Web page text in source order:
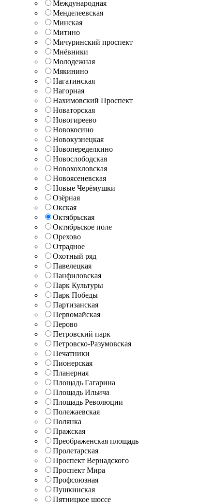
Международная
Менделеевская
Минская
Митино
Мичуринский проспект
Мнёвники
Молодежная
Мякинино
Нагатинская
Нагорная
Нахимовский Проспект
Новаторская
Новогиреево
Новокосино
Новокузнецкая
Новопеределкино
Новослободская
Новохохловская
Новоясеневская
Новые Черёмушки
Озёрная
Окская
Октябрьская
Октябрьское поле
Орехово
Отрадное
Охотный ряд
Павелецкая
Панфиловская
Парк Культуры
Парк Победы
Партизанская
Первомайская
Перово
Петровский парк
Петровско-Разумовская
Печатники
Пионерская
Планерная
Площадь Гагарина
Площадь Ильича
Площадь Революции
Полежаевская
Полянка
Пражская
Преображенская площадь
Пролетарская
Проспект Вернадского
Проспект Мира
Профсоюзная
Пушкинская
Пятницкое шоссе